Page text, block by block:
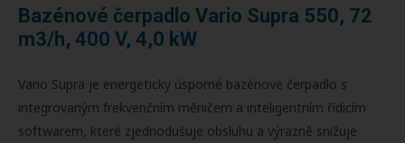
Bazénové čerpadlo Vario Supra 550, 72
m3/h, 400 V, 4,0 kW
Vario Supra je energeticky úsporné bazénové čerpadlo s
integrovaným frekvenčním měničem a inteligentním řídicím
softwarem, které zjednodušuje obsluhu a výrazně snižuje